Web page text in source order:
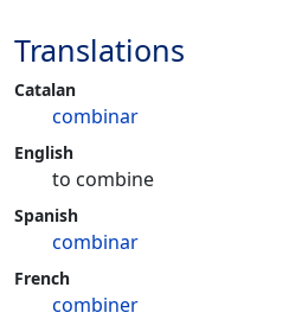
Translations
Catalan
combinar
English
to combine
Spanish
combinar
French
combiner